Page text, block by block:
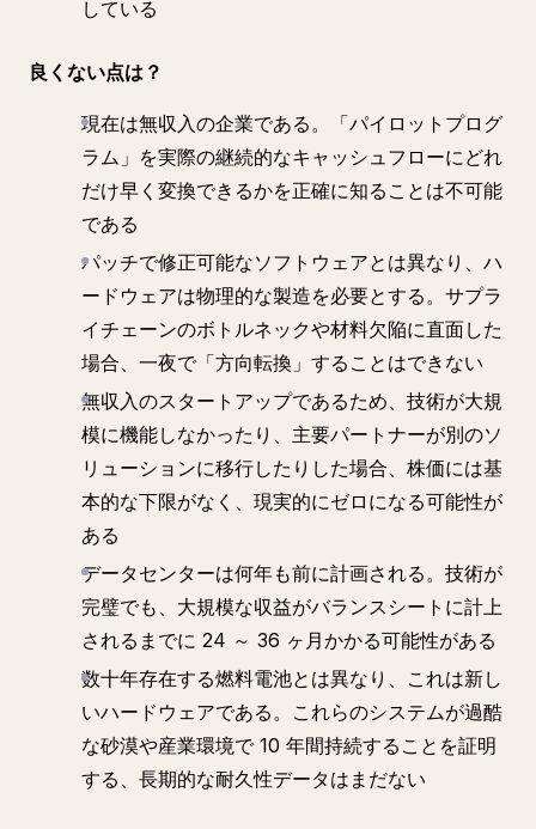
している
良くない点は？
現在は無収入の企業である。「パイロットプログ
ラム」を実際の継続的なキャッシュフローにどれ
だけ早く変換できるかを正確に知ることは不可能
である
パッチで修正可能なソフトウェアとは異なり、ハ
ードウェアは物理的な製造を必要とする。サプラ
イチェーンのボトルネックや材料欠陥に直面した
場合、一夜で「方向転換」することはできない
無収入のスタートアップであるため、技術が大規
模に機能しなかったり、主要パートナーが別のソ
リューションに移行したりした場合、株価には基
本的な下限がなく、現実的にゼロになる可能性が
ある
データセンターは何年も前に計画される。技術が
完璧でも、大規模な収益がバランスシートに計上
されるまでに 24 ～ 36 ヶ月かかる可能性がある
数十年存在する燃料電池とは異なり、これは新し
いハードウェアである。これらのシステムが過酷
な砂漠や産業環境で 10 年間持続することを証明
する、長期的な耐久性データはまだない